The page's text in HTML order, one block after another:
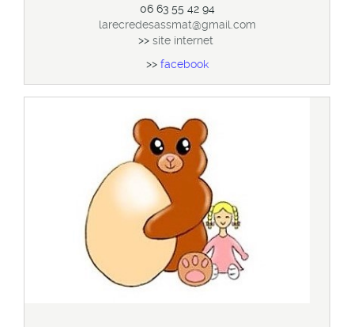
06 63 55 42 94
larecredesassmat@gmail.com
>> site internet
>> facebook